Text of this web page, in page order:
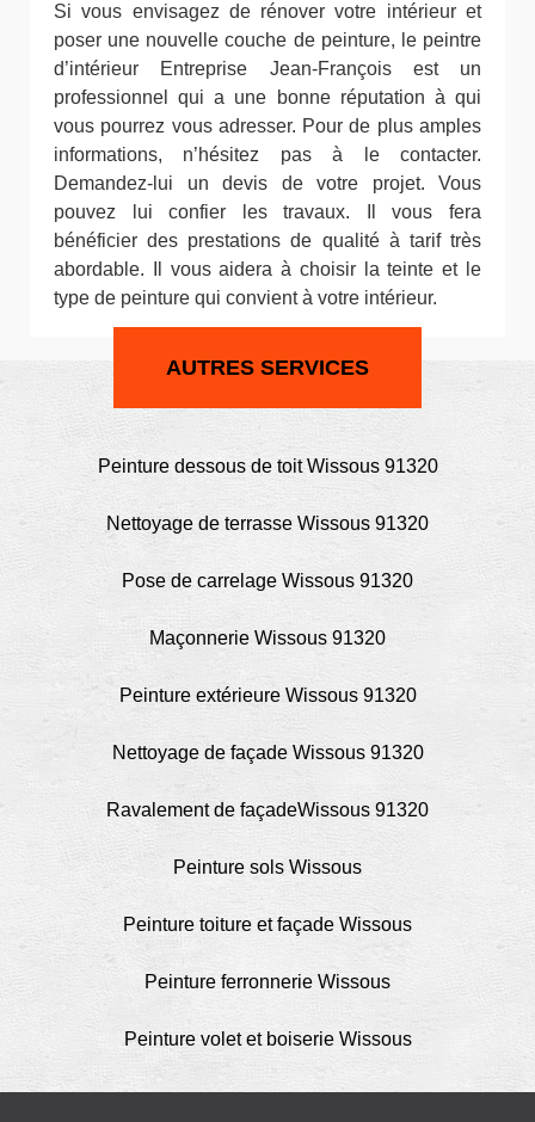
Si vous envisagez de rénover votre intérieur et
poser une nouvelle couche de peinture, le peintre
d’intérieur Entreprise Jean-François est un
professionnel qui a une bonne réputation à qui
vous pourrez vous adresser. Pour de plus amples
informations, n’hésitez pas à le contacter.
Demandez-lui un devis de votre projet. Vous
pouvez lui confier les travaux. Il vous fera
bénéficier des prestations de qualité à tarif très
abordable. Il vous aidera à choisir la teinte et le
type de peinture qui convient à votre intérieur.
AUTRES SERVICES
Peinture dessous de toit Wissous 91320
Nettoyage de terrasse Wissous 91320
Pose de carrelage Wissous 91320
Maçonnerie Wissous 91320
Peinture extérieure Wissous 91320
Nettoyage de façade Wissous 91320
Ravalement de façadeWissous 91320
Peinture sols Wissous
Peinture toiture et façade Wissous
Peinture ferronnerie Wissous
Peinture volet et boiserie Wissous